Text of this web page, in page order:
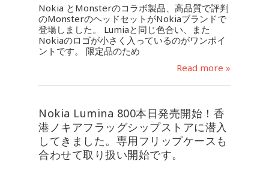
Nokia とMonsterのコラボ製品、高品質で評判
のMonsterのヘッドセットがNokiaブランドで
登場しました。 Lumiaと同じ色合い、また
Nokiaのロゴが小さく入っているのがワンポイ
ントです。 限定品のため
Read more »
Nokia Lumina 800本日発売開始！香
港ノキアフラッグシップストアに潜入
してきました。専用フリップケースも
合わせて取り扱い開始です。